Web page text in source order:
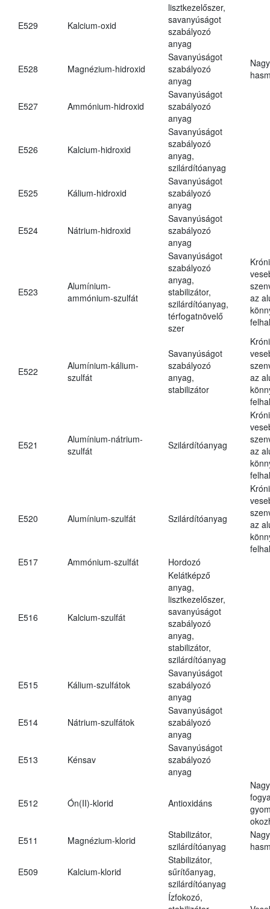
E529 Kalcium-oxid
lisztkezelőszer,
savanyúságot
szabályozó
anyag
E528 Magnézium-hidroxid
Savanyúságot
szabályozó
anyag
E527 Ammónium-hidroxid
Savanyúságot
szabályozó
anyag
E526 Kalcium-hidroxid
Savanyúságot
szabályozó
anyag,
szilárdítóanyag
E525 Kálium-hidroxid
Savanyúságot
szabályozó
anyag
E524 Nátrium-hidroxid
Savanyúságot
szabályozó
anyag
E523
Alumínium-
ammónium-szulfát
Savanyúságot
szabályozó
anyag,
stabilizátor,
szilárdítóanyag,
térfogatnövelő
szer
az
E522
Alumínium-kálium-
szulfát
Savanyúságot
szabályozó
anyag,
stabilizátor
az
E521
Alumínium-nátrium-
szulfát
Szilárdítóanyag
az
E520 Alumínium-szulfát Szilárdítóanyag
az
E517
Ammónium-szulfát Hordozó
E516 Kalcium-szulfát
Kelátképző
anyag,
lisztkezelőszer,
savanyúságot
szabályozó
anyag,
stabilizátor,
szilárdítóanyag
E515 Kálium-szulfátok
Savanyúságot
szabályozó
anyag
E514 Nátrium-szulfátok
Savanyúságot
szabályozó
anyag
E513 Kénsav
Savanyúságot
szabályozó
anyag
E512 Ón(II)-klorid Antioxidáns
E511
Magnézium-klorid
Stabilizátor,
szilárdítóanyag
E509 Kalcium-klorid
Stabilizátor,
sűrítőanyag,
szilárdítóanyag
Ízfokozó,